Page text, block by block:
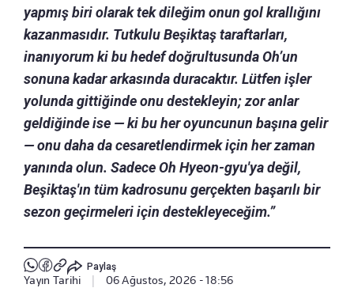
yapmış biri olarak tek dileğim onun gol krallığını
kazanmasıdır. Tutkulu Beşiktaş taraftarları,
inanıyorum ki bu hedef doğrultusunda Oh’un
sonuna kadar arkasında duracaktır. Lütfen işler
yolunda gittiğinde onu destekleyin; zor anlar
geldiğinde ise — ki bu her oyuncunun başına gelir
— onu daha da cesaretlendirmek için her zaman
yanında olun. Sadece Oh Hyeon-gyu'ya değil,
Beşiktaş'ın tüm kadrosunu gerçekten başarılı bir
sezon geçirmeleri için destekleyeceğim.”
Paylaş
Yayın Tarihi 06 Ağustos, 2026 - 18:56